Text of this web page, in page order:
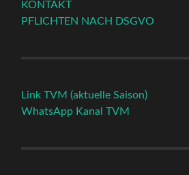
KONTAKT
PFLICHTEN NACH DSGVO
Link TVM (aktuelle Saison)
WhatsApp Kanal TVM